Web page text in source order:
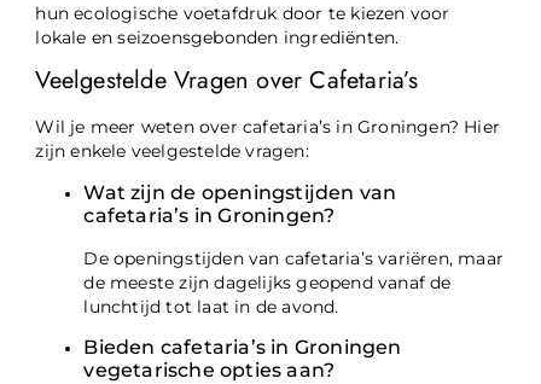
hun ecologische voetafdruk door te kiezen voor
lokale en seizoensgebonden ingrediënten.
Veelgestelde Vragen over Cafetaria’s
Wil je meer weten over cafetaria’s in Groningen? Hier
zijn enkele veelgestelde vragen:
Wat zijn de openingstijden van
cafetaria’s in Groningen?
De openingstijden van cafetaria’s variëren, maar
de meeste zijn dagelijks geopend vanaf de
lunchtijd tot laat in de avond.
Bieden cafetaria’s in Groningen
vegetarische opties aan?